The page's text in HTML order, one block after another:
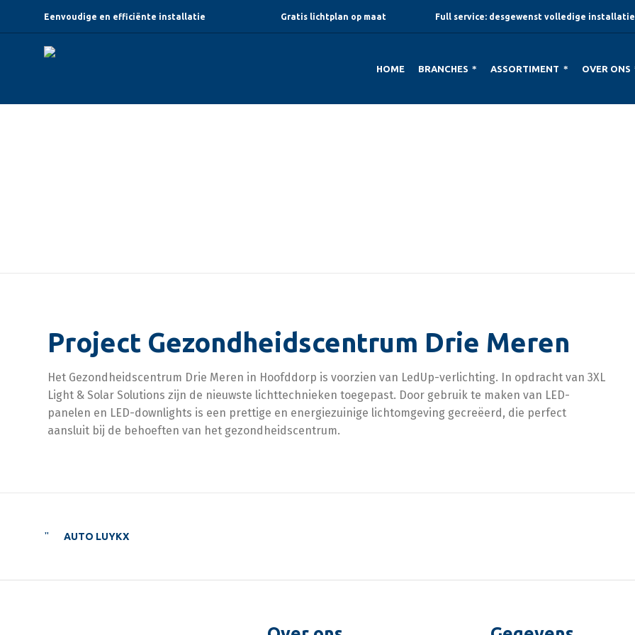
Eenvoudige en efficiënte installatie Gratis lichtplan op maat Full service: desgewenst volledige installatie
HOME BRANCHES ASSORTIMENT OVER ONS
Project Gezondheidscentrum Drie Meren
Het Gezondheidscentrum Drie Meren in Hoofddorp is voorzien van LedUp-verlichting. In opdracht van 3XL
Light & Solar Solutions zijn de nieuwste lichttechnieken toegepast. Door gebruik te maken van LED-
panelen en LED-downlights is een prettige en energiezuinige lichtomgeving gecreëerd, die perfect
aansluit bij de behoeften van het gezondheidscentrum.
AUTO LUYKX